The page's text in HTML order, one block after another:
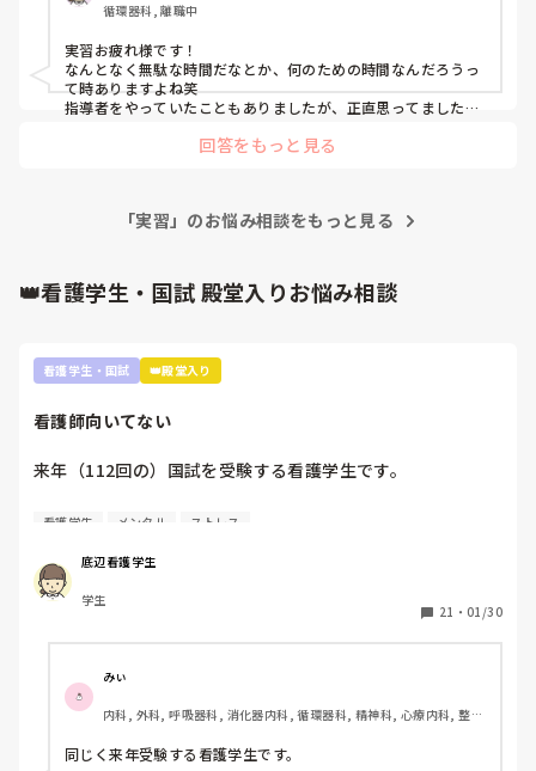
循環器科, 離職中
実習お疲れ様です！
なんとなく無駄な時間だなとか、何のための時間なんだろうっ
て時ありますよね笑
指導者をやっていたこともありましたが、正直思ってました笑
雑談混じりの会話の方が意外と本当の悩みが見えてくるので、
回答をもっと見る
「実習」のお悩み相談をもっと見る
👑看護学生・国試 殿堂入りお悩み相談
看護学生・国試 👑殿堂入り
看護師向いてない
来年（112回の）国試を受験する看護学生です。
看護師を目指した最初のきっかけが親から勧められたこと
失礼ですがお金がもらえることと親が勧めたからという理由
しかない。進路希望調査、就職したくないって書きたかった
ですが、書けませんでした。
実習もつらくて。要領悪いので此間も実習中徹夜しました。
先生は睡眠時間が少ないのは知識がないからだと言われ、さ
らに自分の無能さを実感しました。
また、今こうやって音を上げていても、看護師になってから
の方が辛いし勉強量増えるなんて何回も聞きました。
看護学生 メンタル ストレス
底辺看護学生
学生
21 ・ 01/30
みぃ
内科, 外科, 呼吸器科, 消化器内科, 循環器科, 精神科, 心療内科, 整形
急科, 急性期, 超急性期, ICU, 新人ナース, 病棟, 神経内科, 脳神経外
科, 消化器外科, 一般病院, 慢性期, 回復期, 終末期, オペ室, 透析
同じく来年受験する看護学生です。